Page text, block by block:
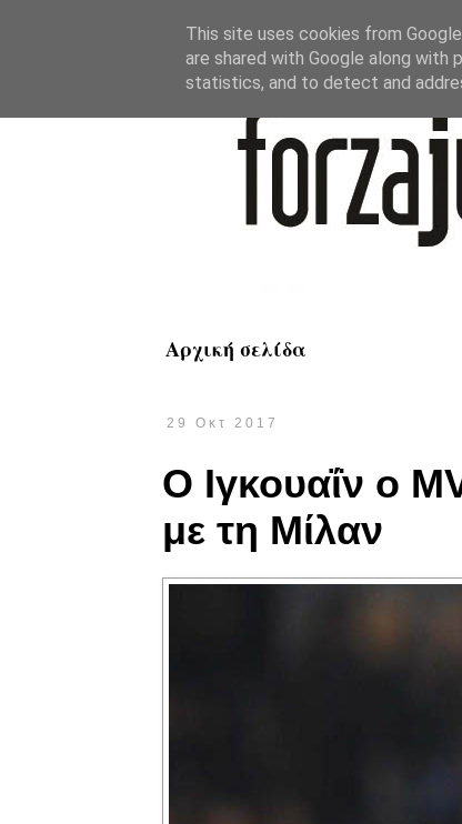
Αρχική σελίδα
29 Οκτ 2017
Ο Ιγκουαΐν o
με τη Μίλαν
This site uses cookies from
are shared with Google along
statistics, and to detect and